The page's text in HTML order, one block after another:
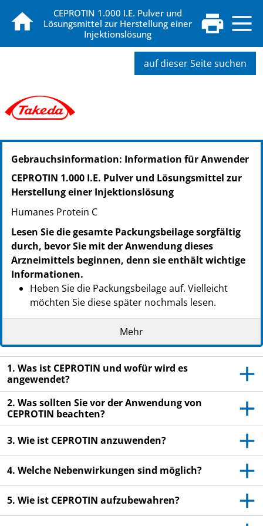
CEPROTIN 1.000 I.E. Pulver und
Lösungsmittel zur Herstellung einer
Injektionslösung
auf dieser Seite suchen
PZN: 01877716
PPN: 110187771627
Gebrauchsinformation: Information für Anwender
CEPROTIN 1.000 I.E. Pulver und Lösungsmittel zur
Herstellung einer Injektionslösung
Humanes Protein C
Lesen Sie die gesamte Packungsbeilage sorgfältig
durch, bevor Sie mit der Anwendung dieses
Arzneimittels beginnen, denn sie enthält wichtige
Informationen.
Heben Sie die Packungsbeilage auf. Vielleicht
möchten Sie diese später nochmals lesen.
Wenn Sie weitere Fragen haben, wenden Sie sich
an Ihren Arzt oder Apotheker.
Dieses Arzneimittel wurde Ihnen persönlich
verschrieben. Geben Sie es nicht an Dritte weiter.
Es kann anderen Menschen schaden, auch wenn
diese die gleichen Beschwerden haben wie Sie.
Wenn Sie Nebenwirkungen bemerken, wenden Sie
für Nebenwirkungen, die nicht in dieser
Packungsbeilage angegeben sind. Siehe Abschnitt
4.
Mehr
1. Was ist CEPROTIN und wofür wird es
angewendet?
2. Was sollten Sie vor der Anwendung von
CEPROTIN beachten?
3. Wie ist CEPROTIN anzuwenden?
4. Welche Nebenwirkungen sind möglich?
5. Wie ist CEPROTIN aufzubewahren?